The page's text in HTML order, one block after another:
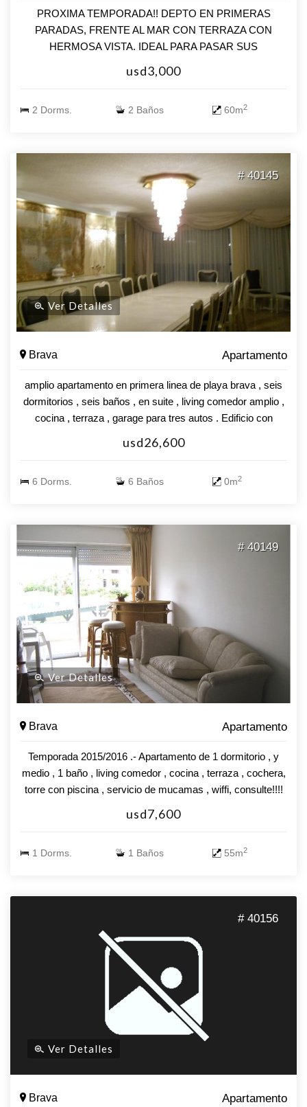
PROXIMA TEMPORADA!! DEPTO EN PRIMERAS
PARADAS, FRENTE AL MAR CON TERRAZA CON
HERMOSA VISTA. IDEAL PARA PASAR SUS
PENÍNSULA, TRANSPORTE, RESTAURANTE, ETC.
usd3,000
2 Dorms. 2 Baños 60m2
# 40145
Ver Detalles
Brava Apartamento
amplio apartamento en primera linea de playa brava , seis
dormitorios , seis baños , en suite , living comedor amplio ,
cocina , terraza , garage para tres autos . Edificio con
gimnasio . Valor U$S 1.650.000
usd26,600
6 Dorms. 6 Baños 0m2
# 40149
Ver Detalles
Brava Apartamento
Temporada 2015/2016 .- Apartamento de 1 dormitorio , y
medio , 1 baño , living comedor , cocina , terraza , cochera,
torre con piscina , servicio de mucamas , wiffi, consulte!!!!
usd7,600
1 Dorms. 1 Baños 55m2
# 40156
Ver Detalles
Brava Apartamento